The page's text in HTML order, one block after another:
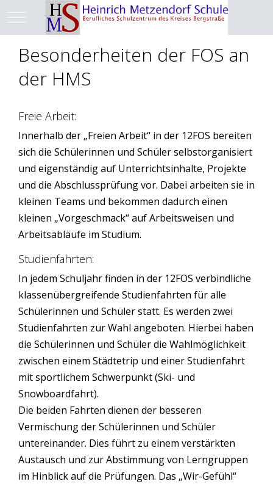
Mobile Menu Toggle
Besonderheiten der FOS an
der HMS
Freie Arbeit:
Innerhalb der „Freien Arbeit“ in der 12FOS bereiten
sich die Schülerinnen und Schüler selbstorganisiert
und eigenständig auf Unterrichtsinhalte, Projekte
und die Abschlussprüfung vor. Dabei arbeiten sie in
kleinen Teams und bekommen dadurch einen
kleinen „Vorgeschmack“ auf Arbeitsweisen und
Arbeitsabläufe im Studium.
Studienfahrten:
In jedem Schuljahr finden in der 12FOS verbindliche
klassenübergreifende Studienfahrten für alle
Schülerinnen und Schüler statt. Es werden zwei
Studienfahrten zur Wahl angeboten. Hierbei haben
die Schülerinnen und Schüler die Wahlmöglichkeit
zwischen einem Städtetrip und einer Studienfahrt
mit sportlichem Schwerpunkt (Ski- und
Snowboardfahrt).
Die beiden Fahrten dienen der besseren
Vermischung der Schülerinnen und Schüler
untereinander. Dies führt zu einem verstärkten
Austausch und zur Abstimmung von Lerngruppen
im Hinblick auf die Prüfungen. Das „Wir-Gefühl“